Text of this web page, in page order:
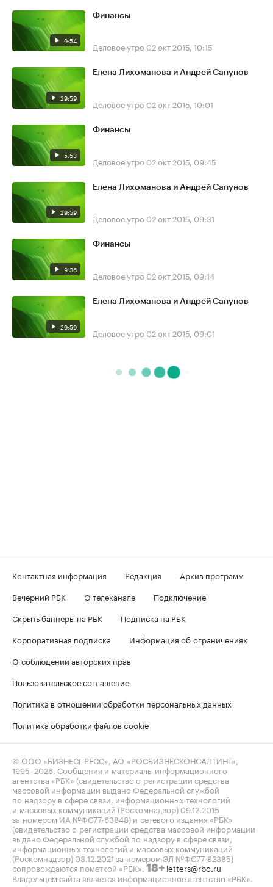
9:54
Финансы
Деловое утро 02 окт 2015, 10:15
29:59
Елена Лихоманова и Андрей Сапунов
Деловое утро 02 окт 2015, 10:01
5:53
Финансы
Деловое утро 02 окт 2015, 09:45
29:59
Елена Лихоманова и Андрей Сапунов
Деловое утро 02 окт 2015, 09:31
9:36
Финансы
Деловое утро 02 окт 2015, 09:14
29:59
Елена Лихоманова и Андрей Сапунов
Деловое утро 02 окт 2015, 09:01
Контактная информация Редакция
Архив программ
Вечерний РБК
О телеканале
Подключение
Скрыть баннеры на РБК
Подписка на РБК
Корпоративная подписка
Информация об ограничениях
О соблюдении авторских прав
Пользовательское соглашение
Политика в отношении обработки персональных данных
Политика обработки файлов cookie
© ООО «БИЗНЕСПРЕСС», АО «РОСБИЗНЕСКОНСАЛТИНГ»,
1995–2026 . Сообщения и материалы информационного
агентства «РБК» (свидетельство о регистрации средства
массовой информации выдано Федеральной службой
по надзору в сфере связи, информационных технологий
и массовых коммуникаций (Роскомнадзор) 09.12.2015
за номером ИА №ФС77-63848) и сетевого издания «РБК»
(свидетельство о регистрации средства массовой информации
выдано Федеральной службой по надзору в сфере связи,
информационных технологий и массовых коммуникаций
(Роскомнадзор) 03.12.2021 за номером ЭЛ №ФС77-82385)
сопровождаются пометкой «РБК». 18+ letters@rbc.ru
Владельцем сайта является информационное агентство «РБК».